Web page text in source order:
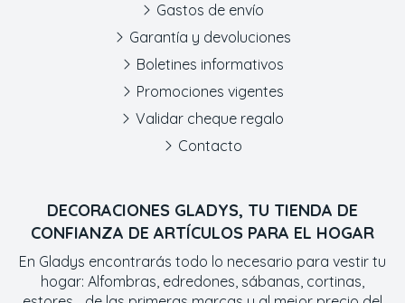
DECORACIONES GLADYS, TU TIENDA DE
CONFIANZA DE ARTÍCULOS PARA EL HOGAR
En Gladys encontrarás todo lo necesario para vestir tu
hogar: Alfombras, edredones, sábanas, cortinas,
Gastos de envío
Garantía y devoluciones
Boletines informativos
Promociones vigentes
Validar cheque regalo
Contacto